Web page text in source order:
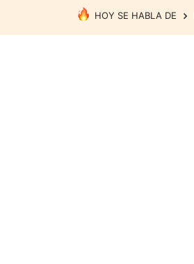
HOY SE HABLA DE